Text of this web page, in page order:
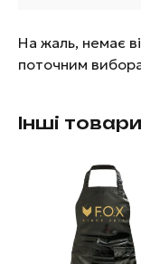
На жаль, немає
поточним
Інші